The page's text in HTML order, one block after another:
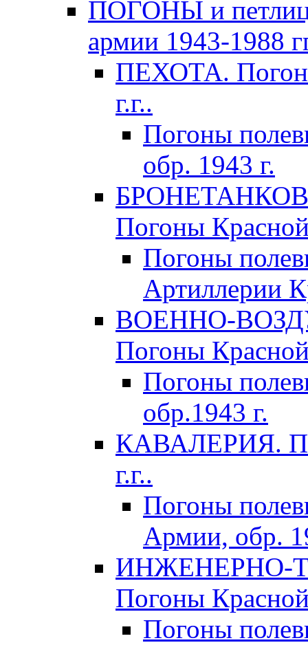
ПОГОНЫ и
армии 1943-1988
ПЕХОТА.
г.г..
Погоны
обр. 1943 г.
Погоны
Погоны
Артиллерии
ВОЕННО-
Погоны
Погоны
обр.1943 г.
КАВАЛЕРИЯ.
г.г..
Погоны
Армии, обр.
ИНЖЕНЕРНО-
Погоны
Погоны